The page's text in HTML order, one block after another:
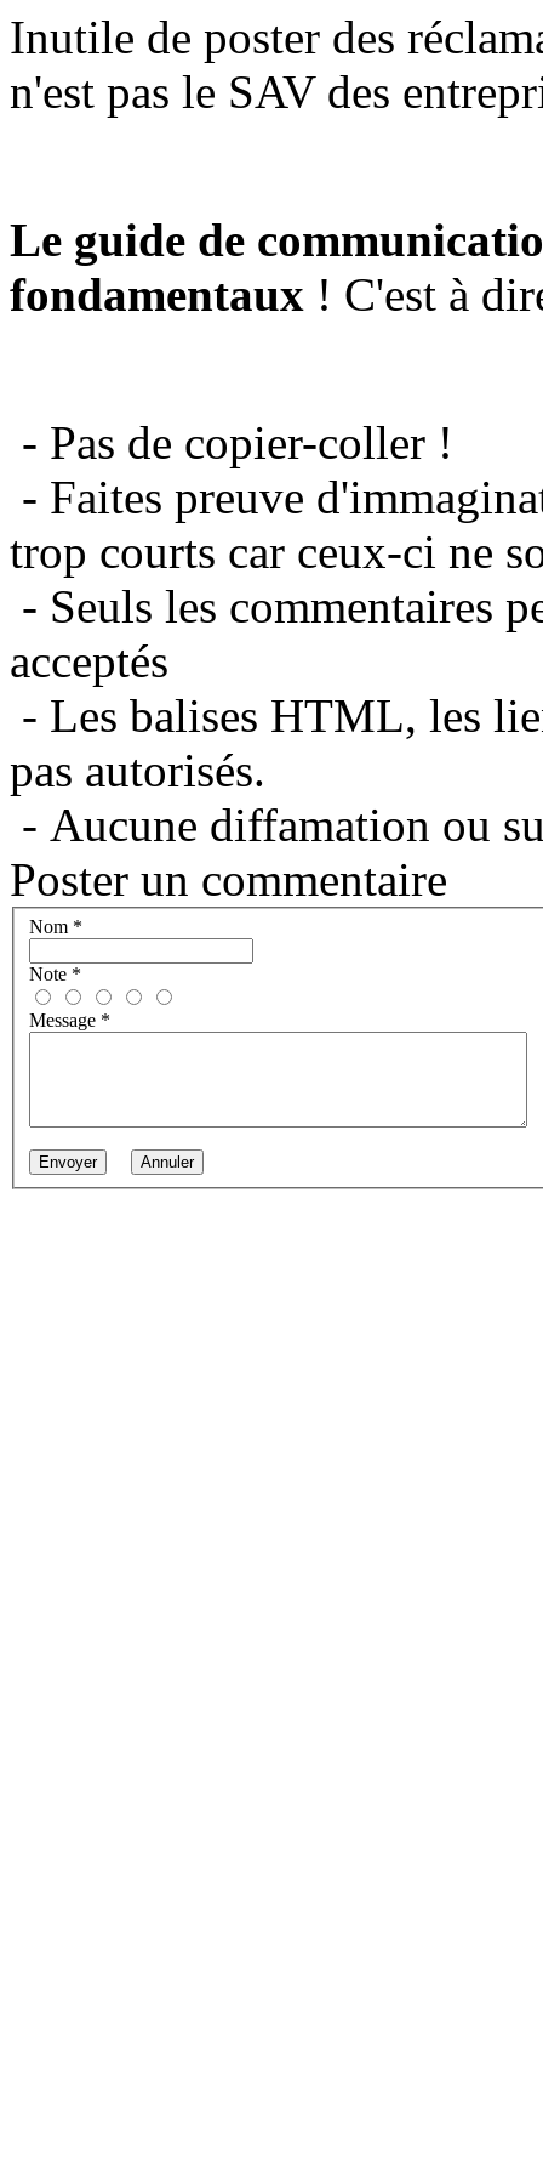
Inutile de poster des
n'est pas le SAV des
Le guide de
fondamentaux ! C'est à
- Pas de copier-coller !
- Faites preuve
trop courts car ceux-ci ne
- Seuls les commentaires
acceptés
- Les balises HTML, les
pas autorisés.
- Aucune diffamation ou
Poster un commentaire
Nom *
Note *
Message *